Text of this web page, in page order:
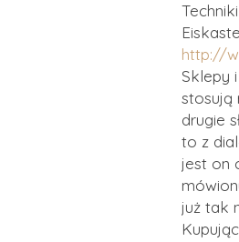
http://
Sklepy
stosują
drugie
to z
jest on
już tak